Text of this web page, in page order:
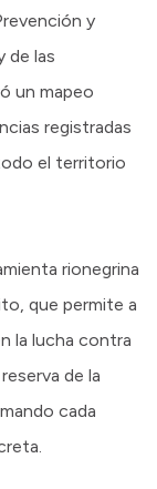
y
de las
un mapeo
registradas
el territorio
rionegrina
que permite a
la lucha contra
de la
cada